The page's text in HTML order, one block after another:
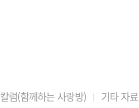
칼럼(함께하는 사랑방) 기타 자료